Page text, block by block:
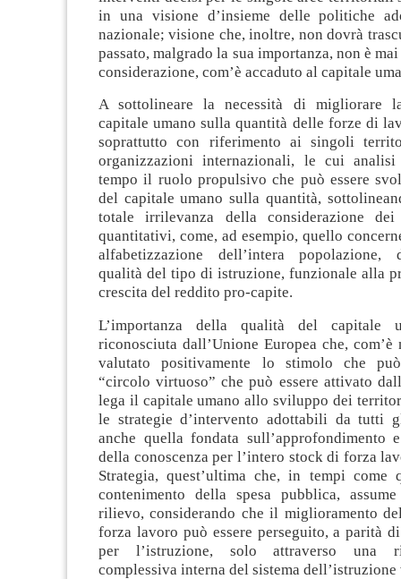
in una visione d’insieme delle politiche
nazionale; visione che, inoltre, non dovrà
passato, malgrado la sua importanza, non è
considerazione, com’è accaduto al capitale
A sottolineare la necessità di migliorare
capitale umano sulla quantità delle forze di
soprattutto con riferimento ai singoli
organizzazioni internazionali, le cui analisi
tempo il ruolo propulsivo che può essere
del capitale umano sulla quantità,
totale irrilevanza della considerazione
quantitativi, come, ad esempio, quello
alfabetizzazione dell’intera popolazione,
qualità del tipo di istruzione, funzionale alla
crescita del reddito pro-capite.
L’importanza della qualità del capitale
riconosciuta dall’Unione Europea che,
valutato positivamente lo stimolo che
“circolo virtuoso” che può essere attivato
lega il capitale umano allo sviluppo dei
le strategie d’intervento adottabili da tutti
anche quella fondata sull’approfondimento
della conoscenza per l’intero stock di forza
Strategia, quest’ultima che, in tempi
contenimento della spesa pubblica,
rilievo, considerando che il miglioramento
forza lavoro può essere perseguito, a parità
per l’istruzione, solo attraverso una
complessiva interna del sistema dell’istruzione